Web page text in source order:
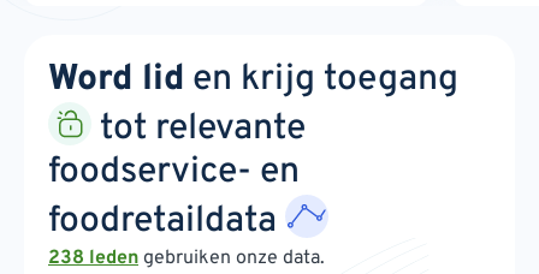
Word lid en krijg toegang
tot relevante
foodservice- en
foodretaildata
238 leden gebruiken onze data.